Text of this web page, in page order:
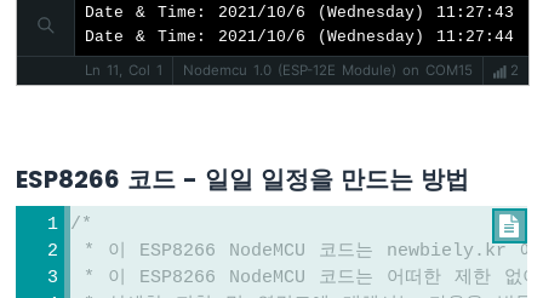
-
ESP8266
-
ESP8266
Date & Time: 2021/10/6 (Wednesday) 11:27:43
Date & Time: 2021/10/6 (Wednesday) 11:27:44
Ln 11, Col 1
Nodemcu 1.0 (ESP-12E Module) on COM15 2
ESP8266 코드 - 일일 일정을 만드는 방법

/*
* 이 ESP8266 NodeMCU 코드는 newbiely.kr 에
* 이 ESP8266 NodeMCU 코드는 어떠한 제한 없